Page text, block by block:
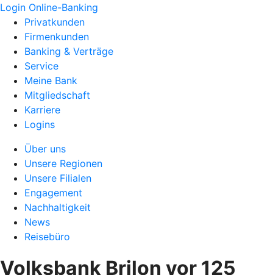
Login Online-Banking
Privatkunden
Firmenkunden
Banking & Verträge
Service
Meine Bank
Mitgliedschaft
Karriere
Logins
Über uns
Unsere Regionen
Unsere Filialen
Engagement
Nachhaltigkeit
News
Reisebüro
Volksbank Brilon vor 125